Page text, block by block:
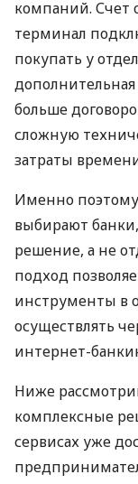
компаний. Счет
терминал
покупать у
дополнительная
больше
сложную
затраты
Именно
выбирают
решение, а не
подход
инструменты в
осуществлять
интернет-
Ниже
комплексные
сервисах уже